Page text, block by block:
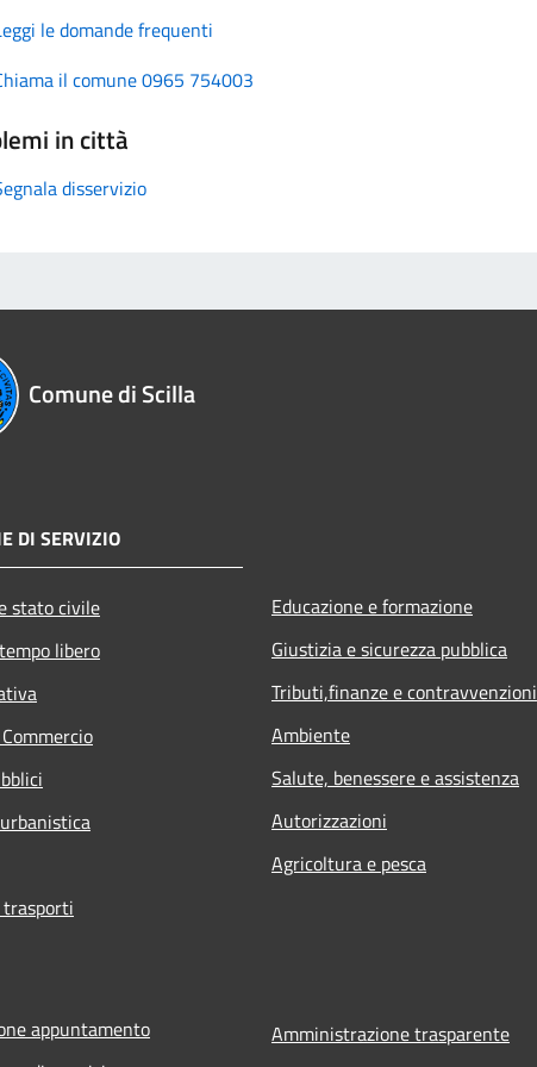
le domande frequenti
il comune 0965 754003
in città
disservizio
Comune di Scilla
DI SERVIZIO
stato civile
libero
Educazione e formazione
Giustizia e sicurezza pubblica
Tributi,finanze e contravvenzioni
Ambiente
Salute, benessere e assistenza
Autorizzazioni
Agricoltura e pesca
appuntamento
Amministrazione trasparente